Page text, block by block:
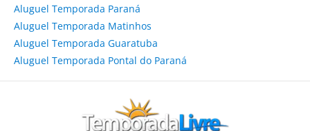
Aluguel Temporada Paraná
Aluguel Temporada Matinhos
Aluguel Temporada Guaratuba
Aluguel Temporada Pontal do Paraná